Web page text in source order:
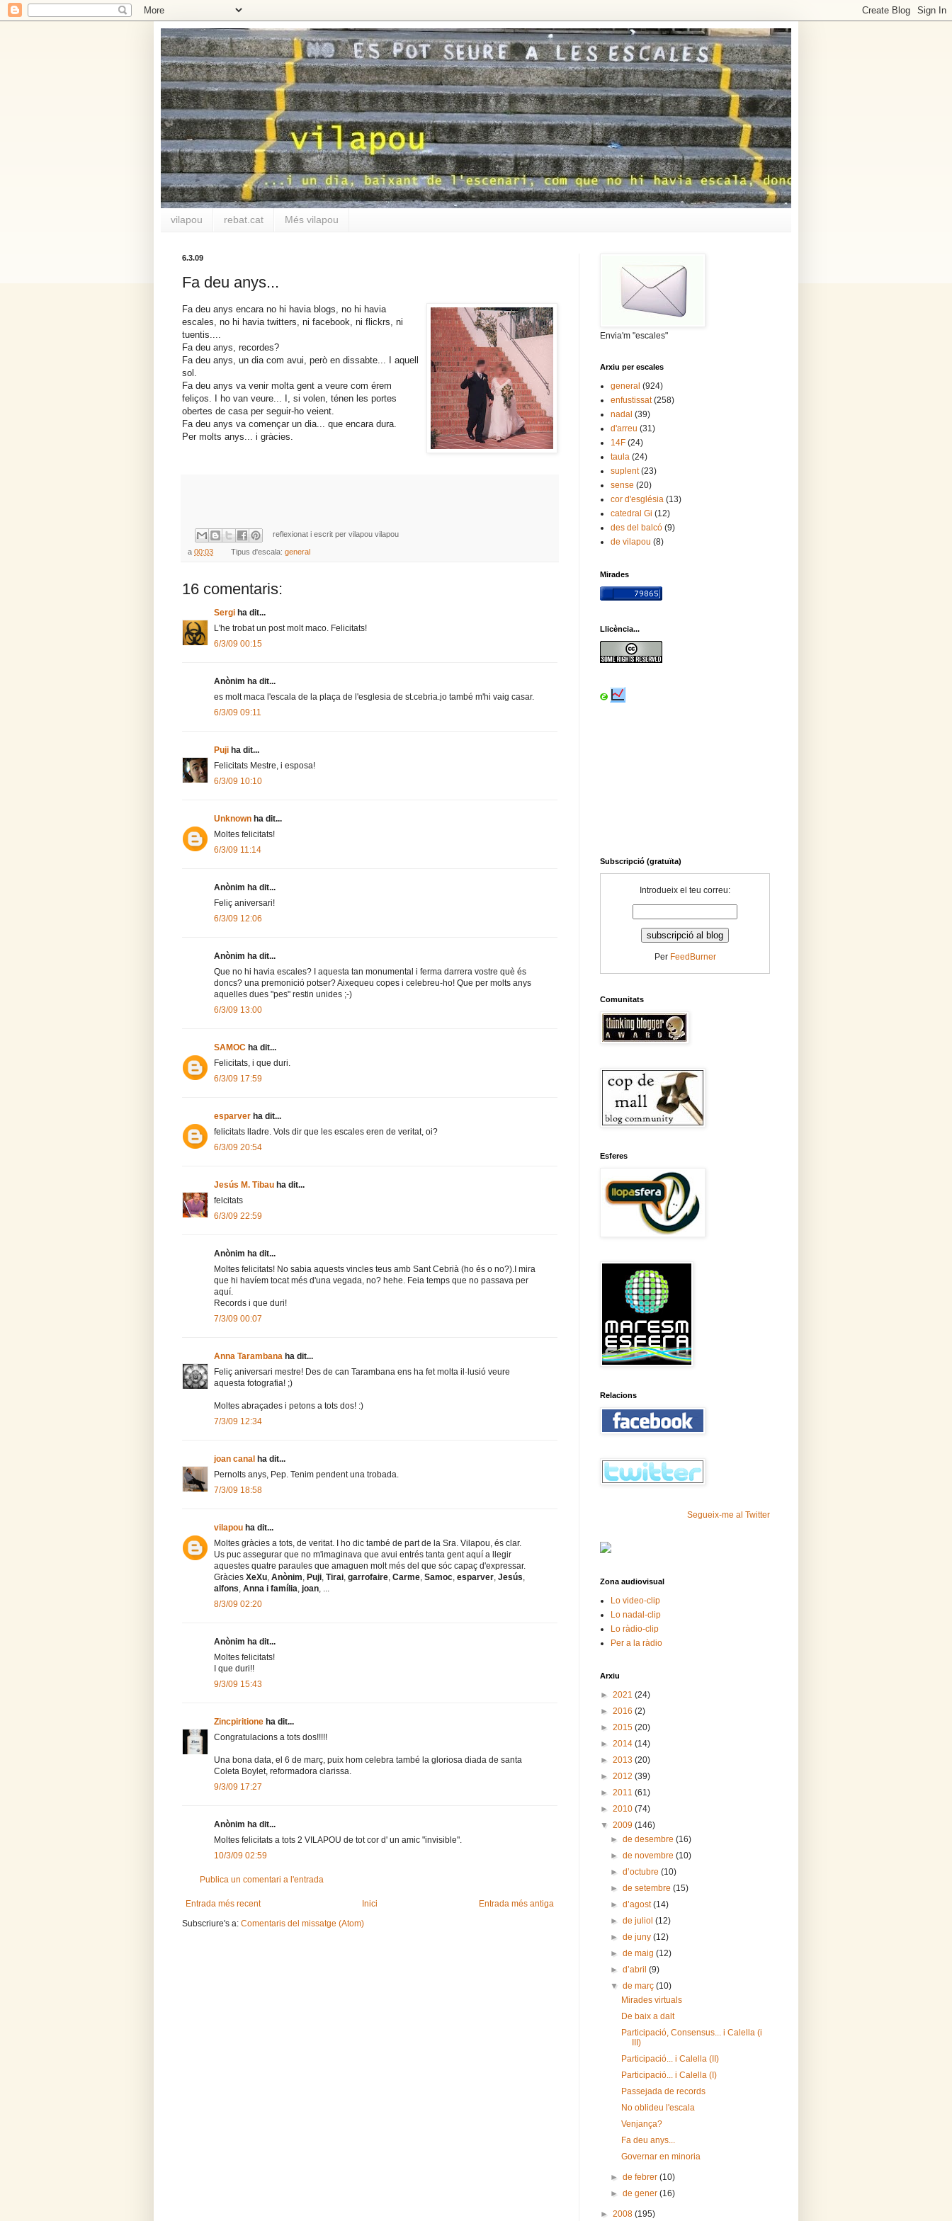
vilapou rebat.cat Més vilapou
6.3.09
Fa deu anys...
Fa deu anys encara no hi havia blogs, no hi havia
escales, no hi havia twitters, ni facebook, ni flickrs, ni
tuentis....
Fa deu anys, recordes?
Fa deu anys, un dia com avui, però en dissabte... I aquell
sol.
Fa deu anys va venir molta gent a veure com érem
feliços. I ho van veure... I, si volen, ténen les portes
obertes de casa per seguir-ho veient.
Fa deu anys va començar un dia... que encara dura.
Per molts anys... i gràcies.
reflexionat i escrit per vilapou vilapou
a 00:03 Tipus d'escala: general
16 comentaris:
Sergi ha dit...
L'he trobat un post molt maco. Felicitats!
6/3/09 00:15
Anònim ha dit...
es molt maca l'escala de la plaça de l'esglesia de st.cebria.jo també m'hi vaig casar.
6/3/09 09:11
Puji ha dit...
Felicitats Mestre, i esposa!
6/3/09 10:10
Unknown ha dit...
Moltes felicitats!
6/3/09 11:14
Anònim ha dit...
Feliç aniversari!
6/3/09 12:06
Anònim ha dit...
Que no hi havia escales? I aquesta tan monumental i ferma darrera vostre què és
doncs? una premonició potser? Aixequeu copes i celebreu-ho! Que per molts anys
aquelles dues "pes" restin unides ;-)
6/3/09 13:00
SAMOC ha dit...
Felicitats, i que duri.
6/3/09 17:59
esparver ha dit...
felicitats lladre. Vols dir que les escales eren de veritat, oi?
6/3/09 20:54
Jesús M. Tibau ha dit...
felcitats
6/3/09 22:59
Anònim ha dit...
Moltes felicitats! No sabia aquests vincles teus amb Sant Cebrià (ho és o no?).I mira
que hi havíem tocat més d'una vegada, no? hehe. Feia temps que no passava per
aquí.
Records i que duri!
7/3/09 00:07
Anna Tarambana ha dit...
Feliç aniversari mestre! Des de can Tarambana ens ha fet molta il·lusió veure
aquesta fotografia! ;)
Moltes abraçades i petons a tots dos! :)
7/3/09 12:34
joan canal ha dit...
Pernolts anys, Pep. Tenim pendent una trobada.
7/3/09 18:58
vilapou ha dit...
Moltes gràcies a tots, de veritat. I ho dic també de part de la Sra. Vilapou, és clar.
Us puc assegurar que no m'imaginava que avui entrés tanta gent aquí a llegir
aquestes quatre paraules que amaguen molt més del que sóc capaç d'expressar.
Gràcies XeXu, Anònim, Puji, Tirai, garrofaire, Carme, Samoc, esparver, Jesús,
alfons, Anna i família, joan, ...
8/3/09 02:20
Anònim ha dit...
Moltes felicitats!
I que duri!!
9/3/09 15:43
Zincpiritione ha dit...
Congratulacions a tots dos!!!!!
Una bona data, el 6 de març, puix hom celebra també la gloriosa diada de santa
Coleta Boylet, reformadora clarissa.
9/3/09 17:27
Anònim ha dit...
Moltes felicitats a tots 2 VILAPOU de tot cor d' un amic "invisible".
10/3/09 02:59
Publica un comentari a l'entrada
Entrada més recent Entrada més antiga
Inici
Subscriure's a: Comentaris del missatge (Atom)
Envia'm "escales"
Arxiu per escales
general (924)
enfustissat (258)
nadal (39)
d'arreu (31)
14F (24)
taula (24)
suplent (23)
sense (20)
cor d'església (13)
catedral Gi (12)
des del balcó (9)
de vilapou (8)
Mirades
Llicència...
Subscripció (gratuïta)
Introdueix el teu correu:
Per FeedBurner
Comunitats
Esferes
Relacions
Segueix-me al Twitter
Zona audiovisual
Lo video-clip
Lo nadal-clip
Lo ràdio-clip
Per a la ràdio
Arxiu
► 2021 (24)
► 2016 (2)
► 2015 (20)
► 2014 (14)
► 2013 (20)
► 2012 (39)
► 2011 (61)
► 2010 (74)
▼ 2009 (146)
►de desembre(16)
►de novembre(10)
►d’octubre(10)
►de setembre(15)
►d’agost(14)
►de juliol(12)
►de juny(12)
►de maig(12)
►d’abril(9)
▼de març(10)
Mirades virtuals
De baix a dalt
Participació, Consensus... i Calella (i
III)
Participació... i Calella (II)
Participació... i Calella (I)
Passejada de records
No oblideu l'escala
Venjança?
Fa deu anys...
Governar en minoria
►de febrer(10)
►de gener(16)
► 2008 (195)